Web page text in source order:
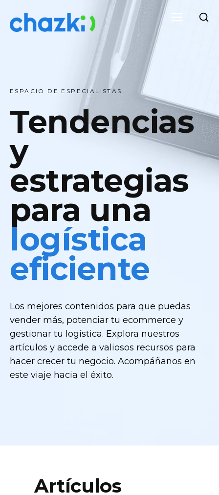
ESPACIO DE ESPECIALISTAS
Tendencias
y
estrategias
para una
logística
eficiente
Los mejores contenidos para que puedas
vender más, potenciar tu ecommerce y
gestionar tu logística. Explora nuestros
artículos y accede a valiosos recursos para
hacer crecer tu negocio. Acompáñanos en
este viaje hacia el éxito.
Artículos